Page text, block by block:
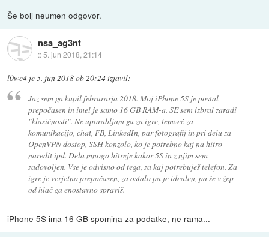
Še bolj neumen odgovor.
nsa_ag3nt
::5. jun 2018, 21:14
l0wc4 je5. jun 2018 ob 20:24izjavil:
Jaz sem ga kupil februrarja 2018. Moj iPhone 5S je postal
prepočasen in imel je samo 16 GB RAM-a. SE sem izbral zaradi
"klasičnosti". Ne uporabljam ga za igre, temveč za
komunikacijo, chat, FB, LinkedIn, par fotografij in pri delu za
OpenVPN dostop, SSH konzolo, ko je potrebno kaj na hitro
naredit ipd. Dela mnogo hitreje kakor 5S in z njim sem
zadovoljen. Vse je odvisno od tega, za kaj potrebuješ telefon. Za
igre je verjetno prepočasen, za ostalo pa je idealen, pa še v žep
od hlač ga enostavno spraviš.
iPhone 5S ima 16 GB spomina za podatke, ne rama...